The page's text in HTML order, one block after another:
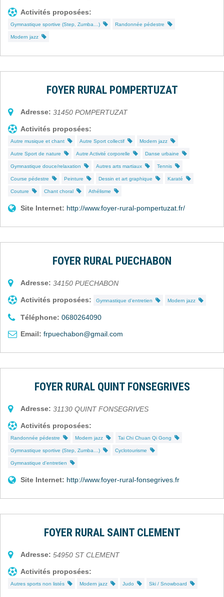
Activités proposées:
Gymnastique sportive (Step, Zumba…) Randonnée pédestre
Modern jazz
FOYER RURAL POMPERTUZAT
Adresse: 31450 POMPERTUZAT
Activités proposées:
Autre musique et chant Autre Sport collectif Modern jazz
Autre Sport de nature Autre Activité corporelle Danse urbaine
Gymnastique douce/relaxation Autres arts martiaux Tennis
Course pédestre Peinture Dessin et art graphique Karaté
Couture Chant choral Athélisme
Site Internet: http://www.foyer-rural-pompertuzat.fr/
FOYER RURAL PUECHABON
Adresse: 34150 PUECHABON
Activités proposées: Gymnastique d'entretien Modern jazz
Téléphone: 0680264090
Email: frpuechabon@gmail.com
FOYER RURAL QUINT FONSEGRIVES
Adresse: 31130 QUINT FONSEGRIVES
Activités proposées:
Randonnée pédestre Modern jazz Tai Chi Chuan Qi Gong
Gymnastique sportive (Step, Zumba…) Cyclotourisme
Gymnastique d'entretien
Site Internet: http://www.foyer-rural-fonsegrives.fr
FOYER RURAL SAINT CLEMENT
Adresse: 54950 ST CLEMENT
Activités proposées:
Autres sports non listés Modern jazz Judo Ski / Snowboard